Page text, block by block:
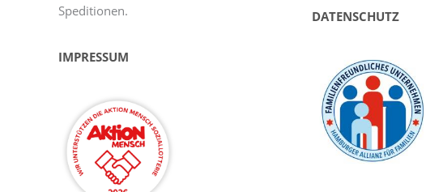
Speditionen.
IMPRESSUM
DATENSCHUTZ